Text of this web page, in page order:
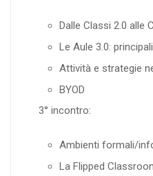
Dalle Classi 2.0 alle
Le Aule 3.0:
Attività e strategie
BYOD
3° incontro:
Ambienti formali/
La Flipped